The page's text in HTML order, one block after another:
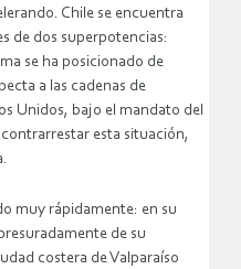
Chile se encuentra
de dos superpotencias:
se ha posicionado de
a las cadenas de
Unidos, bajo el mandato del
esta situación,
muy rápidamente: en su
de su
costera de Valparaíso